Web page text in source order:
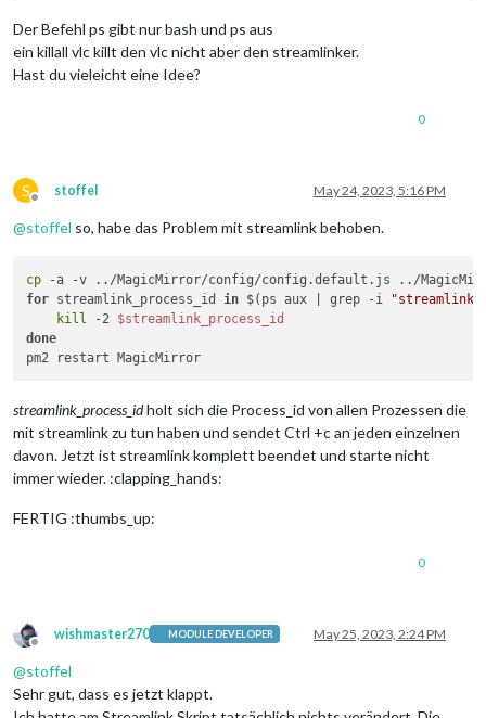
Der Befehl ps gibt nur bash und ps aus
ein killall vlc killt den vlc nicht aber den streamlinker.
Hast du vieleicht eine Idee?
0
S
Offline
stoffel May 24, 2023, 5:16 PM
@stoffel so, habe das Problem mit streamlink behoben.
cp
for streamlink_process_id in $(ps aux | grep -i "streamlink"
kill
-2 $streamlink_process_id
done
streamlink_process_idholt sich die Process_id von allen Prozessen die
mit streamlink zu tun haben und sendet Ctrl +c an jeden einzelnen
davon. Jetzt ist streamlink komplett beendet und starte nicht
immer wieder. :clapping_hands:
FERTIG :thumbs_up:
0
Offline
wishmaster270 MODULE DEVELOPER May 25, 2023, 2:24 PM
@stoffel
Sehr gut, dass es jetzt klappt.